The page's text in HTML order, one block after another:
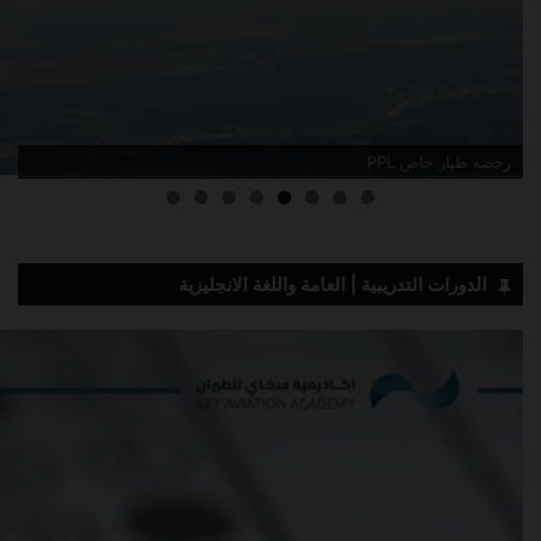
رخصة طيار خاص PPL
الدورات التدريبية | العامة واللغة الانجليزية